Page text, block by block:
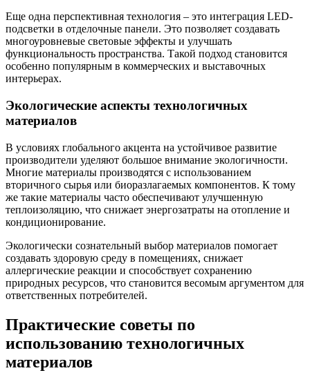
Еще одна перспективная технология – это интеграция LED-
подсветки в отделочные панели. Это позволяет создавать
многоуровневые световые эффекты и улучшать
функциональность пространства. Такой подход становится
особенно популярным в коммерческих и выставочных
интерьерах.
Экологические аспекты технологичных
материалов
В условиях глобального акцента на устойчивое развитие
производители уделяют большое внимание экологичности.
Многие материалы производятся с использованием
вторичного сырья или биоразлагаемых компонентов. К тому
же такие материалы часто обеспечивают улучшенную
теплоизоляцию, что снижает энергозатраты на отопление и
кондиционирование.
Экологически сознательный выбор материалов помогает
создавать здоровую среду в помещениях, снижает
аллергические реакции и способствует сохранению
природных ресурсов, что становится весомым аргументом для
ответственных потребителей.
Практические советы по
использованию технологичных
материалов